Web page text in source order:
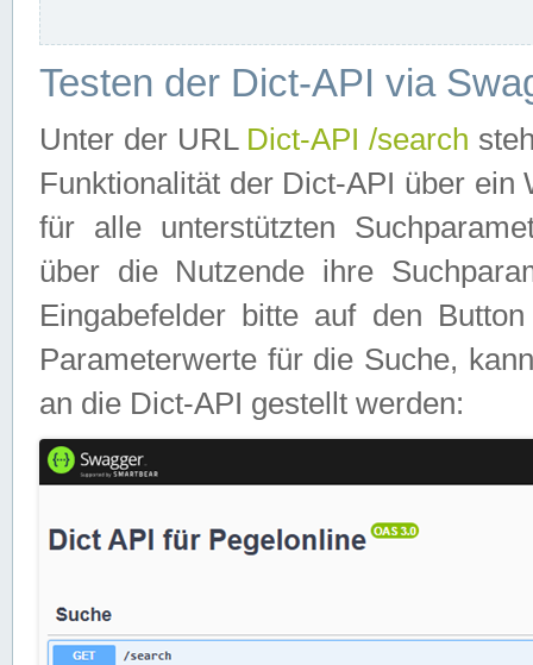
Testen der Dict-API via
Unter der URL Dict-API /search
Funktionalität der Dict-API über
für alle unterstützten
über die Nutzende ihre
Eingabefelder bitte auf den
Parameterwerte für die Suche,
an die Dict-API gestellt werden: